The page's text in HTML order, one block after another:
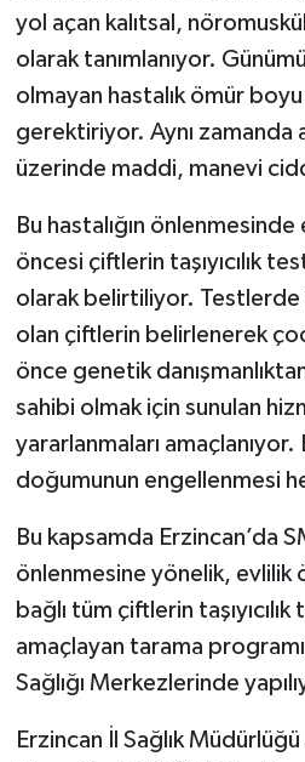
yol açan kalıtsal,
olarak tanımlanıyor.
olmayan hastalık ömür
gerektiriyor. Aynı zamanda
üzerinde maddi, manevi
Bu hastalığın
öncesi çiftlerin taşıyıcılık
olarak belirtiliyor. Testlerde
olan çiftlerin belirlenerek
önce genetik
sahibi olmak için sunulan
yararlanmaları
doğumunun engellenmesi
Bu kapsamda Erzincan’da
önlenmesine yönelik, evlilik
bağlı tüm çiftlerin
amaçlayan tarama
Sağlığı Merkezlerinde
Erzincan İl Sağlık Müdürlüğü